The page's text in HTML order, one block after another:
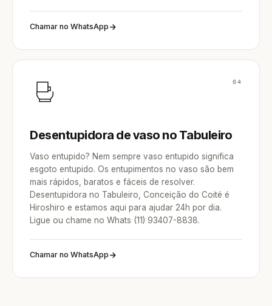
Chamar no WhatsApp
04
Desentupidora de vaso no Tabuleiro
Vaso entupido? Nem sempre vaso entupido significa
esgoto entupido. Os entupimentos no vaso são bem
mais rápidos, baratos e fáceis de resolver.
Desentupidora no Tabuleiro, Conceição do Coité é
Hiroshiro e estamos aqui para ajudar 24h por dia.
Ligue ou chame no Whats (11) 93407-8838.
Chamar no WhatsApp